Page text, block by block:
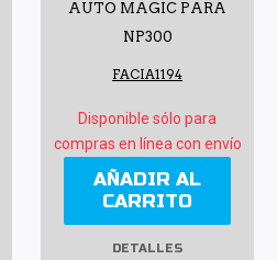
AUTO MAGIC PARA
NP300
FACIA1194
Disponible sólo para
compras en línea con envío
AÑADIR AL
CARRITO
DETALLES